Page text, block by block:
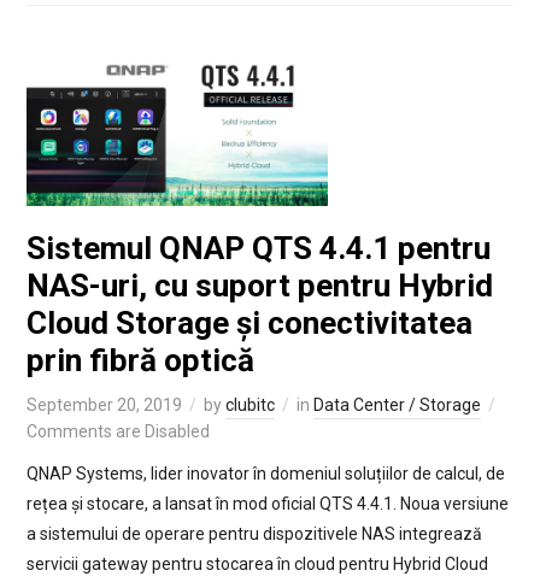
Sistemul QNAP QTS 4.4.1 pentru
NAS-uri, cu suport pentru Hybrid
Cloud Storage și conectivitatea
prin fibră optică
September 20, 2019 byclubitc in Data Center / Storage
Comments are Disabled
QNAP Systems, lider inovator în domeniul soluțiilor de calcul, de
rețea și stocare, a lansat în mod oficial QTS 4.4.1. Noua versiune
a sistemului de operare pentru dispozitivele NAS integrează
servicii gateway pentru stocarea în cloud pentru Hybrid Cloud